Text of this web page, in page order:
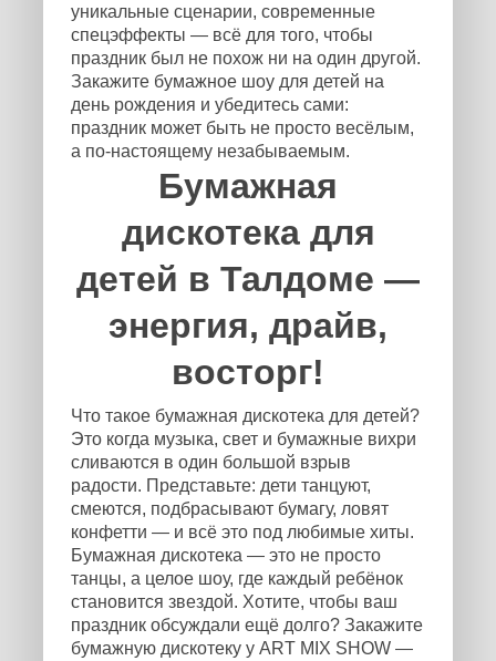
уникальные сценарии, современные
спецэффекты — всё для того, чтобы
праздник был не похож ни на один другой.
Закажите бумажное шоу для детей на
день рождения и убедитесь сами:
праздник может быть не просто весёлым,
а по-настоящему незабываемым.
Бумажная
дискотека для
детей в Талдоме —
энергия, драйв,
восторг!
Что такое бумажная дискотека для детей?
Это когда музыка, свет и бумажные вихри
сливаются в один большой взрыв
радости. Представьте: дети танцуют,
смеются, подбрасывают бумагу, ловят
конфетти — и всё это под любимые хиты.
Бумажная дискотека — это не просто
танцы, а целое шоу, где каждый ребёнок
становится звездой. Хотите, чтобы ваш
праздник обсуждали ещё долго? Закажите
бумажную дискотеку у ART MIX SHOW —